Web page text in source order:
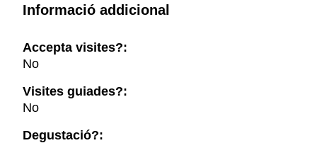
Informació addicional
Accepta visites?:
No
Visites guiades?:
No
Degustació?: